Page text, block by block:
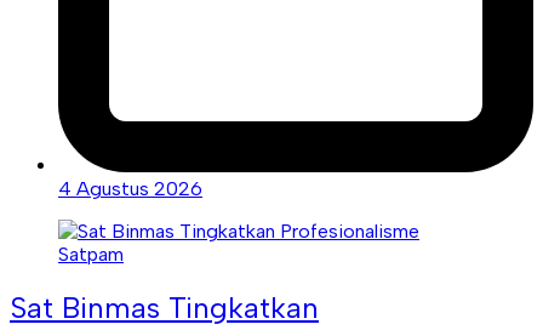
4 Agustus 2026
Sat Binmas Tingkatkan